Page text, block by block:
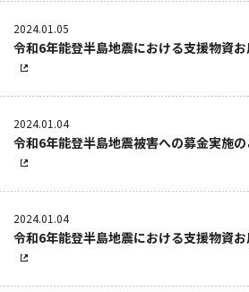
2024.01.05
令和6年能登半島地震における支援物資お
2024.01.04
令和6年能登半島地震被害への募金実施の
2024.01.04
令和6年能登半島地震における支援物資お